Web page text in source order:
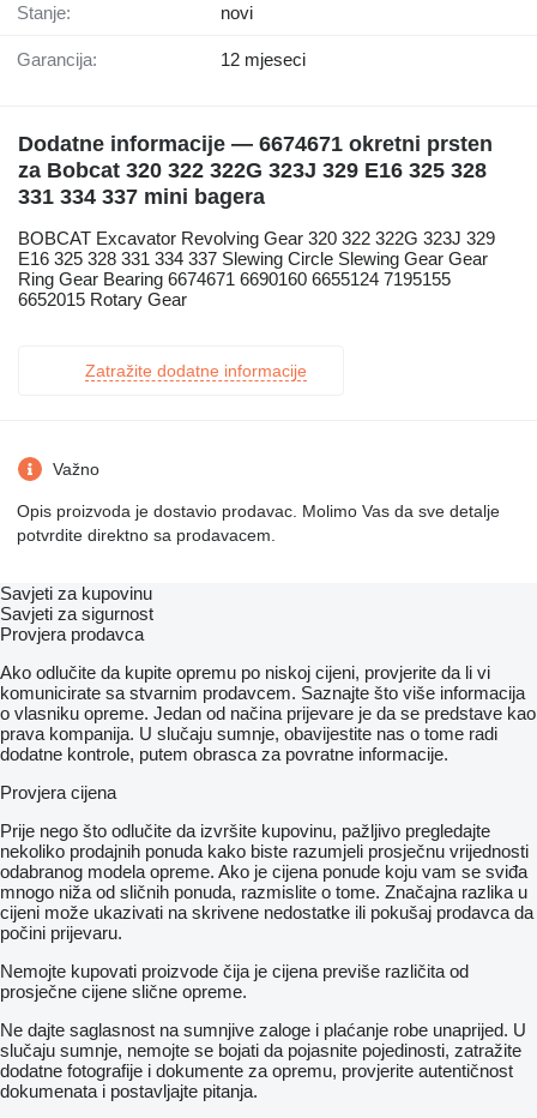
Stanje: novi
Garancija: 12 mjeseci
Dodatne informacije — 6674671 okretni prsten
za Bobcat 320 322 322G 323J 329 E16 325 328
331 334 337 mini bagera
BOBCAT Excavator Revolving Gear 320 322 322G 323J 329
E16 325 328 331 334 337 Slewing Circle Slewing Gear Gear
Ring Gear Bearing 6674671 6690160 6655124 7195155
6652015 Rotary Gear
Zatražite dodatne informacije
Važno
Opis proizvoda je dostavio prodavac. Molimo Vas da sve detalje
potvrdite direktno sa prodavacem.
Savjeti za kupovinu
Savjeti za sigurnost
Provjera prodavca
Ako odlučite da kupite opremu po niskoj cijeni, provjerite da li vi
komunicirate sa stvarnim prodavcem. Saznajte što više informacija
o vlasniku opreme. Jedan od načina prijevare je da se predstave kao
prava kompanija. U slučaju sumnje, obavijestite nas o tome radi
dodatne kontrole, putem obrasca za povratne informacije.
Provjera cijena
Prije nego što odlučite da izvršite kupovinu, pažljivo pregledajte
nekoliko prodajnih ponuda kako biste razumjeli prosječnu vrijednosti
odabranog modela opreme. Ako je cijena ponude koju vam se sviđa
mnogo niža od sličnih ponuda, razmislite o tome. Značajna razlika u
cijeni može ukazivati ​​na skrivene nedostatke ili pokušaj prodavca da
počini prijevaru.
Nemojte kupovati proizvode čija je cijena previše različita od
prosječne cijene slične opreme.
Ne dajte saglasnost na sumnjive zaloge i plaćanje robe unaprijed. U
slučaju sumnje, nemojte se bojati da pojasnite pojedinosti, zatražite
dodatne fotografije i dokumente za opremu, provjerite autentičnost
dokumenata i postavljajte pitanja.